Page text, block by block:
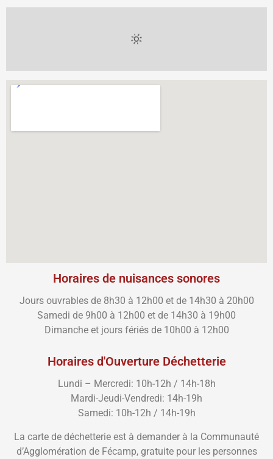
Horaires de nuisances sonores
Jours ouvrables de 8h30 à 12h00 et de 14h30 à 20h00
Samedi de 9h00 à 12h00 et de 14h30 à 19h00
Dimanche et jours fériés de 10h00 à 12h00
Horaires d'Ouverture Déchetterie
Lundi – Mercredi: 10h-12h / 14h-18h
Mardi-Jeudi-Vendredi: 14h-19h
Samedi: 10h-12h / 14h-19h
La carte de déchetterie est à demander à la Communauté
d’Agglomération de Fécamp, gratuite pour les personnes